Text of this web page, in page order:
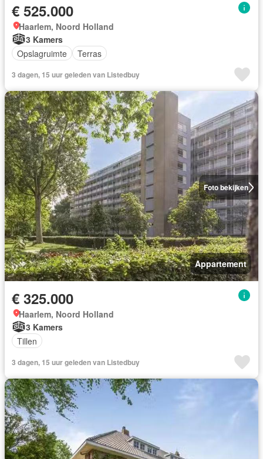
€ 525.000
Haarlem, Noord Holland
3 Kamers
Opslagruimte
Terras
3 dagen, 15 uur geleden van Listedbuy
Foto bekijken
Appartement
€ 325.000
Haarlem, Noord Holland
3 Kamers
Tillen
3 dagen, 15 uur geleden van Listedbuy